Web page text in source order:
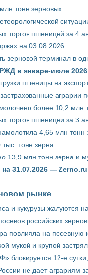
тонн зерновых
торгов пшеницей за 4
на 03.08.2026
зерновой терминал в
РЖД в январе-июле
пшеницы на
аграрии
более 10,2 млн
торгов пшеницей за 3
4,65 млн тонн
тонн зерна
13,9 млн тонн зерна и
31.07.2026 — Zerno.ru
рынке
и кукурузы жалуются
российских
повлияла на
мукой и крупой
блокируется 12-е
не дает аграриям